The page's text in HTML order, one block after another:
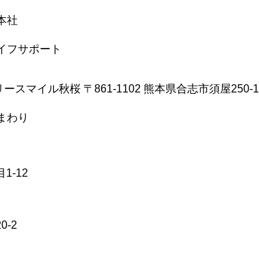
社
フサポート
スマイル秋桜 〒861-1102 熊本県合志市須屋250-1
わり
1-12
2